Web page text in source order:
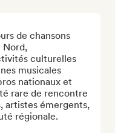
de chansons
Nord,
culturelles
musicales
nationaux et
rare de rencontre
artistes émergents,
régionale.